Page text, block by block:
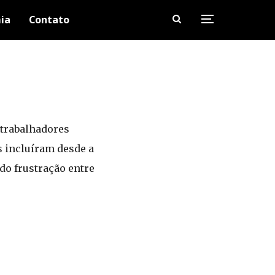
Contato
incluíram desde a
frustração entre